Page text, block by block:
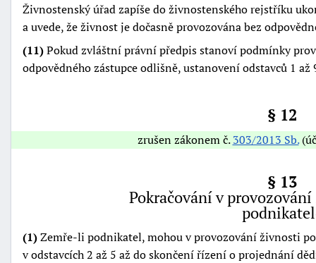
Živnostenský úřad zapíše do živnostenského rejstříku
a uvede, že živnost je dočasně provozována bez
(11)Pokud zvláštní právní předpis stanoví podmínky
odpovědného zástupce odlišně, ustanovení odstavců 1 až
§ 12
zrušen zákonem č.303/2013 Sb.
§ 13
Pokračování v
(1)Zemře-li podnikatel, mohou v provozování živnosti
v odstavcích 2 až 5 až do skončení řízení o projednání